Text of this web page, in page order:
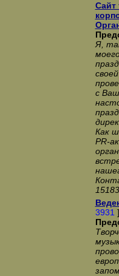
Сайт
Я,
с
Как
PR-
3931 ]